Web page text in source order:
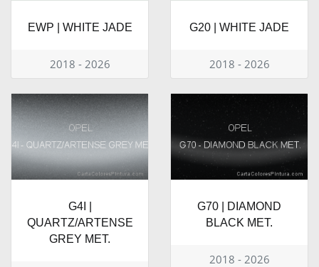
EWP | WHITE JADE
2018 - 2026
G20 | WHITE JADE
2018 - 2026
G4I |
QUARTZ/ARTENSE
GREY MET.
G70 | DIAMOND
BLACK MET.
2018 - 2026